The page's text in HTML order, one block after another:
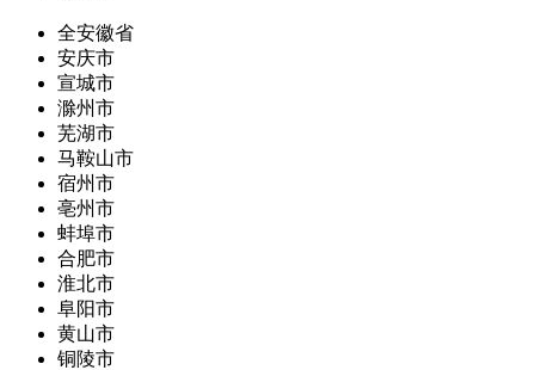
全安徽省
安庆市
宣城市
滁州市
芜湖市
马鞍山市
宿州市
亳州市
蚌埠市
合肥市
淮北市
阜阳市
黄山市
铜陵市